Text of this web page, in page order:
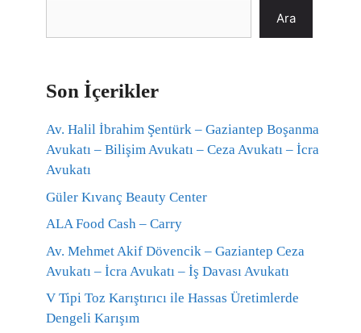
Ara
Son İçerikler
Av. Halil İbrahim Şentürk – Gaziantep Boşanma
Avukatı – Bilişim Avukatı – Ceza Avukatı – İcra
Avukatı
Güler Kıvanç Beauty Center
ALA Food Cash – Carry
Av. Mehmet Akif Dövencik – Gaziantep Ceza
Avukatı – İcra Avukatı – İş Davası Avukatı
V Tipi Toz Karıştırıcı ile Hassas Üretimlerde
Dengeli Karışım